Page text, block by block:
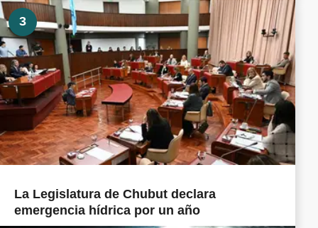
3
La Legislatura de Chubut declara
emergencia hídrica por un año